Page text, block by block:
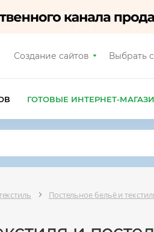
Создание сайтов Выбрать
ГОТОВЫЕ ИНТЕРНЕТ-
Постельное бельё и